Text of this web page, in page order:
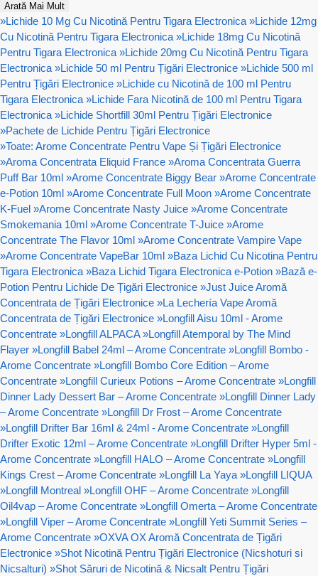
Arată Mai Mult
»Lichide 10 Mg Cu Nicotină Pentru Tigara Electronica »Lichide 12mg
Cu Nicotină Pentru Tigara Electronica »Lichide 18mg Cu Nicotină
Pentru Tigara Electronica »Lichide 20mg Cu Nicotină Pentru Tigara
Electronica »Lichide 50 ml Pentru Țigări Electronice »Lichide 500 ml
Pentru Țigări Electronice »Lichide cu Nicotină de 100 ml Pentru
Tigara Electronica »Lichide Fara Nicotină de 100 ml Pentru Tigara
Electronica »Lichide Shortfill 30ml Pentru Țigări Electronice
»Pachete de Lichide Pentru Țigări Electronice
»Toate: Arome Concentrate Pentru Vape Și Țigări Electronice
»Aroma Concentrata Eliquid France »Aroma Concentrata Guerra
Puff Bar 10ml »Arome Concentrate Biggy Bear »Arome Concentrate
e-Potion 10ml »Arome Concentrate Full Moon »Arome Concentrate
K-Fuel »Arome Concentrate Nasty Juice »Arome Concentrate
Smokemania 10ml »Arome Concentrate T-Juice »Arome
Concentrate The Flavor 10ml »Arome Concentrate Vampire Vape
»Arome Concentrate VapeBar 10ml »Baza Lichid Cu Nicotina Pentru
Tigara Electronica »Baza Lichid Tigara Electronica e-Potion »Bază e-
Potion Pentru Lichide De Țigări Electronice »Just Juice Aromă
Concentrata de Țigări Electronice »La Lechería Vape Aromă
Concentrata de Țigări Electronice »Longfill Aisu 10ml - Arome
Concentrate »Longfill ALPACA »Longfill Atemporal by The Mind
Flayer »Longfill Babel 24ml – Arome Concentrate »Longfill Bombo -
Arome Concentrate »Longfill Bombo Core Edition – Arome
Concentrate »Longfill Curieux Potions – Arome Concentrate »Longfill
Dinner Lady Dessert Bar – Arome Concentrate »Longfill Dinner Lady
– Arome Concentrate »Longfill Dr Frost – Arome Concentrate
»Longfill Drifter Bar 16ml & 24ml - Arome Concentrate »Longfill
Drifter Exotic 12ml – Arome Concentrate »Longfill Drifter Hyper 5ml -
Arome Concentrate »Longfill HALO – Arome Concentrate »Longfill
Kings Crest – Arome Concentrate »Longfill La Yaya »Longfill LIQUA
»Longfill Montreal »Longfill OHF – Arome Concentrate »Longfill
Oil4vap – Arome Concentrate »Longfill Omerta – Arome Concentrate
»Longfill Viper – Arome Concentrate »Longfill Yeti Summit Series –
Arome Concentrate »OXVA OX Aromă Concentrata de Țigări
Electronice »Shot Nicotină Pentru Țigări Electronice (Nicshoturi si
Nicsalturi) »Shot Săruri de Nicotină & Nicsalt Pentru Țigări